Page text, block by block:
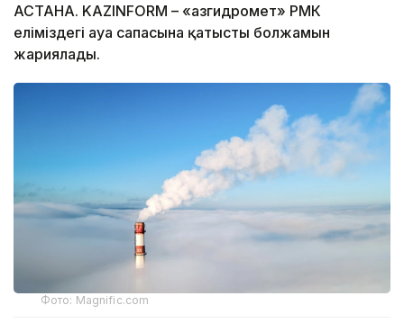
АСТАНА. KAZINFORM – «Қазгидромет» РМК
еліміздегі ауа сапасына қатысты болжамын
жариялады.
Фото: Magnific.com